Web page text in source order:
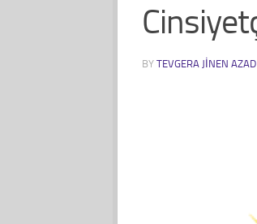
BY TEVGERA JINEN AZAD